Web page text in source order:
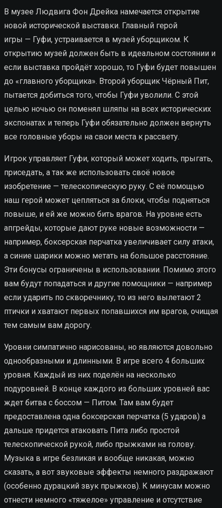
В музее Людвига Фон Дрейка намечается открытие
новой исторической выставки. Главный герой
игры — Гуфи, устраивается в музей уборщиком. К
открытию музей должен быть в идеальном состоянии и
если выставка пройдёт хорошо, то Гуфи будет повышен
до «главного уборщика». Второй уборщик Чёрный Пит,
пытается добиться того, чтобы Гуфи уволили. С этой
целью ночью он поменял шляпы на всех исторических
экспонатах и теперь Гуфи обязательно должен вернуть
все головные уборы на свои места к рассвету.
Игрок управляет Гуфи, который может ходить, прыгать,
приседать, а так же использовать своё новое
изобретение — телескопическую руку. С её помощью
наш герой может цепляться за блоки, чтобы подняться
повыше, и ей же можно бить врагов. На уровне есть
апгрейды, которые дают руке новые возможности —
например, боксерская перчатка увеличивает силу атаки,
а синие шарики можно метать на большое расстояние.
Эти бонусы ограничены в использовании. Помимо этого
вам будут попадаться и другие помощники — например
если ударить по скворечнику, то из него вылетают 2
птички и хватают первых попавшихся им врагов, очищая
тем самым вам дорогу.
Уровни симпатично нарисованы, но являются довольно
однообразными и длинными. В игре всего 4 больших
уровня. Каждый из них поделён на несколько
подуровней. В конце каждого из больших уровней вас
ждет битва с боссом — Питом. Там вам будет
предоставлена одна боксерская перчатка (5 ударов) а
дальше придется атаковать Пита либо простой
телескопической рукой, либо прыжками на голову.
Музыка в игре безликая и вообще никакая, можно
сказать, а вот звуковые эффекты немного раздражают
(особенно дурацкий звук прыжков). К минусам можно
отнести немного «тяжелое» управление и отсутствие